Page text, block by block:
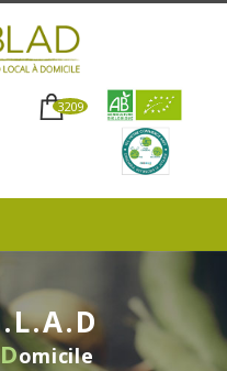
3209
Domicile